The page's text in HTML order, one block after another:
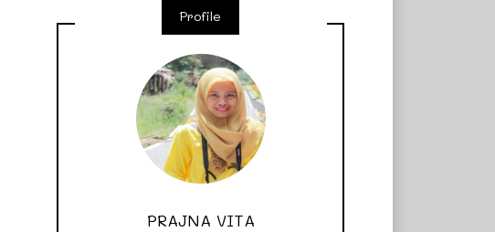
Profile
PRAJNA VITA